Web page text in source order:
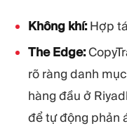
Không khí:Hợp
The Edge:
rõ ràng danh
hàng đầu ở
để tự động phản